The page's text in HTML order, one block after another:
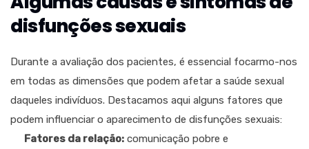
disfunções sexuais
Durante a avaliação dos pacientes, é essencial focarmo-nos
em todas as dimensões que podem afetar a saúde sexual
daqueles indivíduos. Destacamos aqui alguns fatores que
podem influenciar o aparecimento de disfunções sexuais:
Fatores da relação: comunicação pobre e